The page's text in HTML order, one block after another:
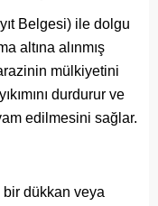
Belgesi) ile dolgu
altına alınmış
mülkiyetini
durdurur ve
edilmesini sağlar.
dükkan veya